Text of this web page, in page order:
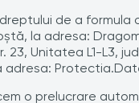
de a formula
la adresa:
Unitatea L1-L3, jud.
adresa:
o prelucrare